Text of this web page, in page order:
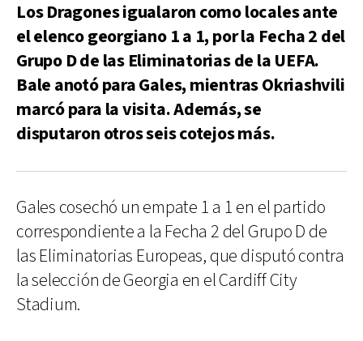
Los Dragones igualaron como locales ante
el elenco georgiano 1 a 1, por la Fecha 2 del
Grupo D de las Eliminatorias de la UEFA.
Bale anotó para Gales, mientras Okriashvili
marcó para la visita. Además, se
disputaron otros seis cotejos más.
Gales cosechó un empate 1 a 1 en el partido
correspondiente a la Fecha 2 del Grupo D de
las Eliminatorias Europeas, que disputó contra
la selección de Georgia en el Cardiff City
Stadium.